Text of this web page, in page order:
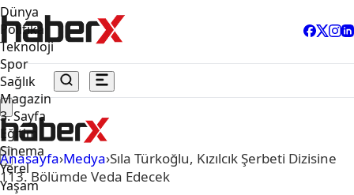
Dünya
Politika
Teknoloji
Spor
Sağlık
Magazin
3. Sayfa
Eğitim
Sinema
Yerel
Yaşam
Anasayfa›Medya›Sıla Türkoğlu, Kızılcık Şerbeti Dizisine
113. Bölümde Veda Edecek